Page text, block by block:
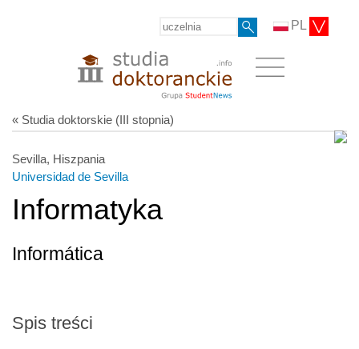
PL
« Studia doktorskie (III stopnia)
Sevilla, Hiszpania
Universidad de Sevilla
Informatyka
Informática
Spis treści